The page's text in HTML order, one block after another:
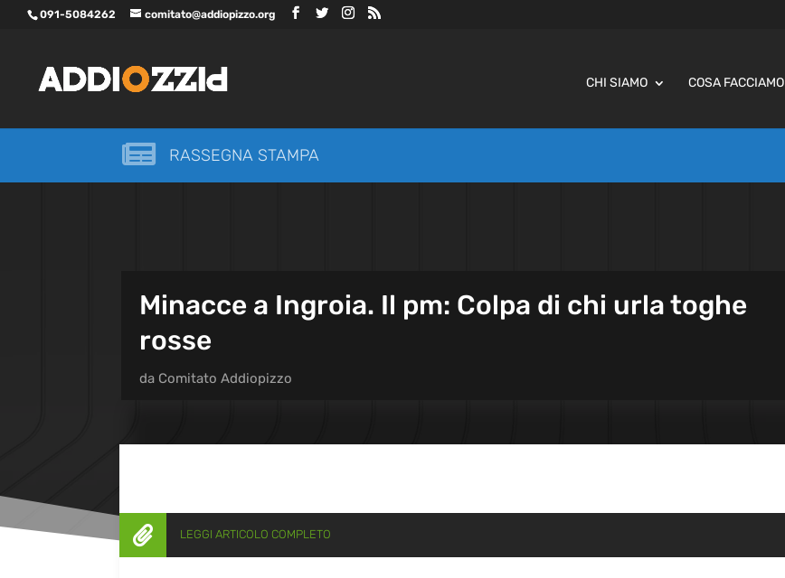
091-5084262 comitato@addiopizzo.org
CHI SIAMO COSA FACCIAMO
 RASSEGNA STAMPA
Minacce a Ingroia. Il pm: Colpa di chi urla toghe
rosse
da Comitato Addiopizzo
 LEGGI ARTICOLO COMPLETO